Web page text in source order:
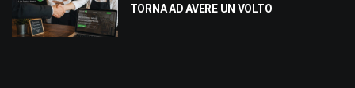
TORNA AD AVERE UN VOLTO